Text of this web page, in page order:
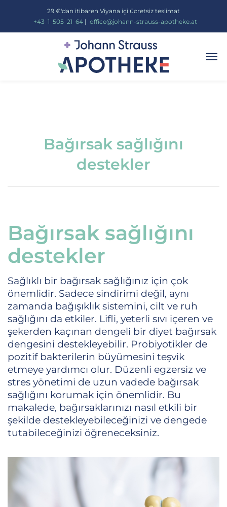
29 €'dan itibaren Viyana içi ücretsiz teslimat
+43 1 505_ 21 64| office@johann-strauss-apotheke.at
Bağırsak sağlığını
destekler
Bağırsak sağlığını
destekler
Sağlıklı bir bağırsak sağlığınız için çok
önemlidir. Sadece sindirimi değil, aynı
zamanda bağışıklık sistemini, cilt ve ruh
sağlığını da etkiler. Lifli, yeterli sıvı içeren ve
şekerden kaçınan dengeli bir diyet bağırsak
dengesini destekleyebilir. Probiyotikler de
pozitif bakterilerin büyümesini teşvik
etmeye yardımcı olur. Düzenli egzersiz ve
stres yönetimi de uzun vadede bağırsak
sağlığını korumak için önemlidir. Bu
makalede, bağırsaklarınızı nasıl etkili bir
şekilde destekleyebileceğinizi ve dengede
tutabileceğinizi öğreneceksiniz.